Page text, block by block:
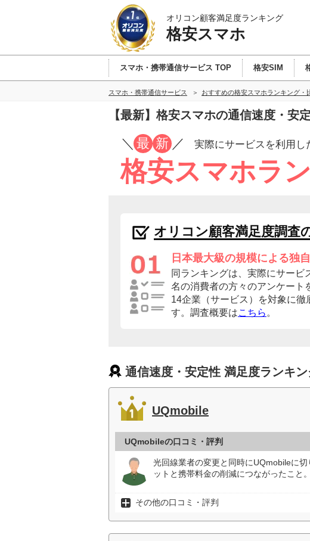
オリコン顧客満足度ランキング
格安スマホ
スマホ・携帯通信サービス TOP 格安SIM
スマホ・携帯通信サービス おすすめの格安スマホランキング・
【最新】格安スマホの通信速度・安
／ 最 新 ／ 実際にサービスを利用し
格安スマホラ
オリコン顧客満足度調査
日本最大級の規模による独
同ランキングは、実際にサービ
名の消費者の方々のアンケート
14企業（サービス）を対象に徹
す。調査概要はこちら 。
通信速度・安定性 満足度ランキン
UQmobile
UQmobileの口コミ・評判
光回線業者の変更と同時にUQmobileに
ットと携帯料金の削減につながったこと
その他の口コミ・評判